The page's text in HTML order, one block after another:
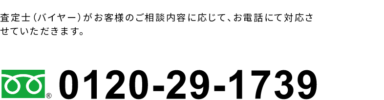
査定士（バイヤー）がお客様のご相談内容に応じて、お電話にて対応さ
せていただきます。